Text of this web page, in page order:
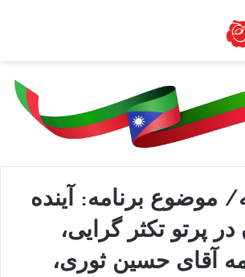
موضوع برنامه: آینده
پرتو تکثر گرایی،
آقای حسین ثوری،